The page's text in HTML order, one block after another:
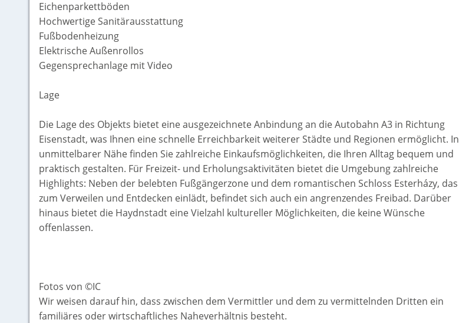
Eichenparkettböden
Hochwertige Sanitärausstattung
Fußbodenheizung
Elektrische Außenrollos
Gegensprechanlage mit Video
Lage
Die Lage des Objekts bietet eine ausgezeichnete Anbindung an die Autobahn A3 in Richtung
Eisenstadt, was Ihnen eine schnelle Erreichbarkeit weiterer Städte und Regionen ermöglicht. In
unmittelbarer Nähe finden Sie zahlreiche Einkaufsmöglichkeiten, die Ihren Alltag bequem und
praktisch gestalten. Für Freizeit- und Erholungsaktivitäten bietet die Umgebung zahlreiche
Highlights: Neben der belebten Fußgängerzone und dem romantischen Schloss Esterházy, das
zum Verweilen und Entdecken einlädt, befindet sich auch ein angrenzendes Freibad. Darüber
hinaus bietet die Haydnstadt eine Vielzahl kultureller Möglichkeiten, die keine Wünsche
offenlassen.
Fotos von ©IC
Wir weisen darauf hin, dass zwischen dem Vermittler und dem zu vermittelnden Dritten ein
familiäres oder wirtschaftliches Naheverhältnis besteht.